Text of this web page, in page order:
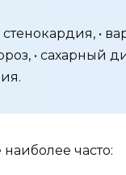
стенокардия, •
• сахарный
часто: